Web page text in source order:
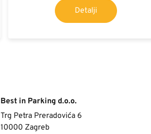
Detalji
Best in Parking d.o.o.
Trg Petra Preradovića 6
10000 Zagreb